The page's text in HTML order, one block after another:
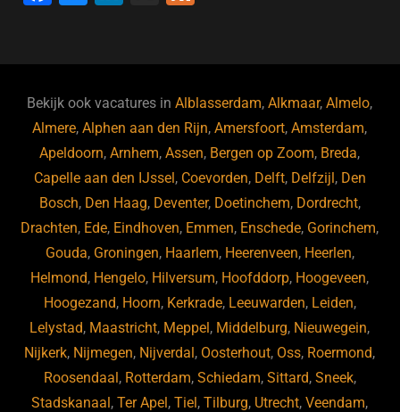
b
o
o
k
ky dI
n
Bekijk ook vacatures inAlblasserdam,Alkmaar,Almelo,
Almere,Alphen aan den Rijn,Amersfoort,Amsterdam,
Apeldoorn,Arnhem,Assen, Bergen op Zoom, Breda,
Capelle aan den IJssel , Coevorden, Delft, Delfzijl , Den
Bosch, Den Haag, Deventer, Doetinchem, Dordrecht,
Drachten, Ede, Eindhoven, Emmen, Enschede, Gorinchem,
Gouda, Groningen, Haarlem, Heerenveen, Heerlen,
Helmond, Hengelo, Hilversum, Hoofddorp, Hoogeveen,
Hoogezand, Hoorn, Kerkrade, Leeuwarden, Leiden,
Lelystad, Maastricht, Meppel , Middelburg, Nieuwegein,
Nijkerk, Nijmegen, Nijverdal , Oosterhout, Oss, Roermond,
Roosendaal , Rotterdam, Schiedam, Sittard, Sneek,
Stadskanaal ,Ter Apel ,Tiel ,Tilburg, Utrecht,Veendam,